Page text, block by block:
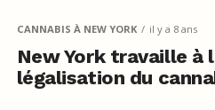
CANNABIS À NEW YORK il y a 8 ans
New York travaille à
légalisation du